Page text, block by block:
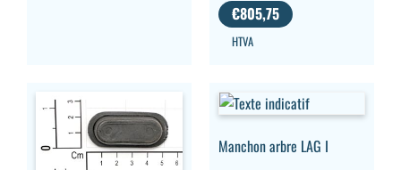
€805,75
HTVA
Manchon arbre LAG I